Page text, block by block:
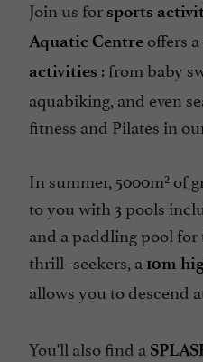
Join us for sports
Aquatic Centre offers a
activities : from baby
aquabiking, and even
fitness and Pilates in
In summer, 5000m² of
to you with 3 pools
and a paddling pool
thrill -seekers, a 10m
allows you to descend
You'll also find a